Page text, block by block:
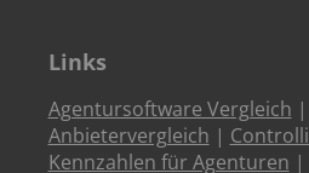
Links
Agentursoftware Vergleich |
Anbietervergleich |
Kennzahlen für Agenturen |